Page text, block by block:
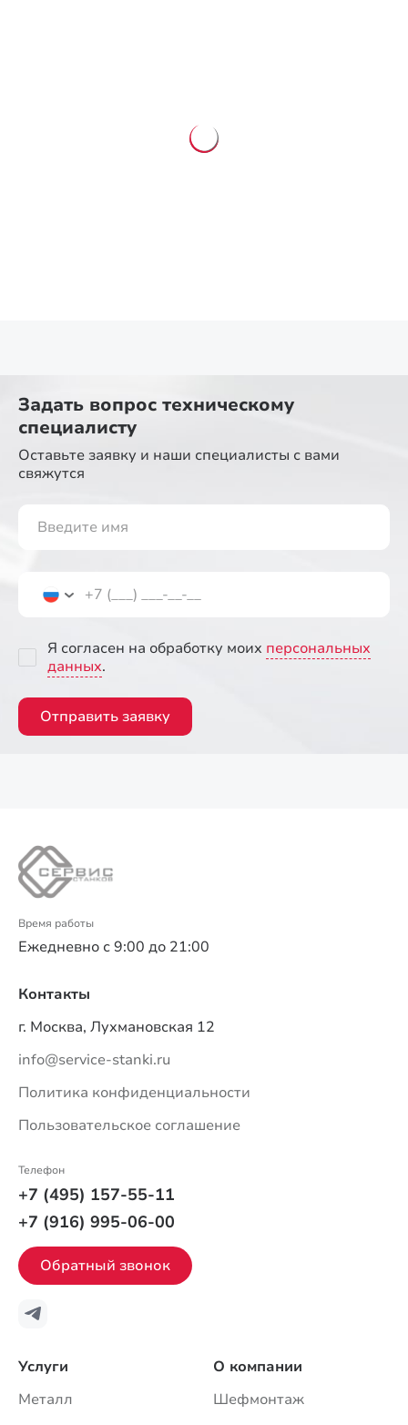
Задать вопрос техническому
специалисту
Оставьте заявку и наши специалисты с вами
свяжутся
Я согласен на обработку моих персональных
данных.
Отправить заявку
Время работы
Ежедневно с 9:00 до 21:00
Услуги
Металл
О компании
Шефмонтаж
Контакты
г. Москва, Лухмановская 12
info@service-stanki.ru
Политика конфиденциальности
Пользовательское соглашение
Телефон
+7 (495) 157-55-11
+7 (916) 995-06-00
Обратный звонок